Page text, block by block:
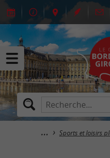
Sports et loisirs